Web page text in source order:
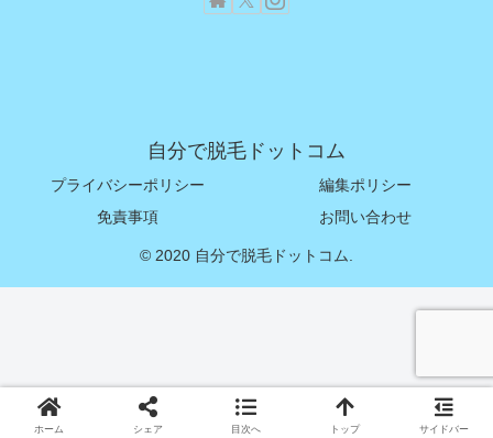
自分で脱毛ドットコム
プライバシーポリシー
編集ポリシー
免責事項
お問い合わせ
© 2020 自分で脱毛ドットコム.
ホーム シェア 目次へ トップ サイドバー